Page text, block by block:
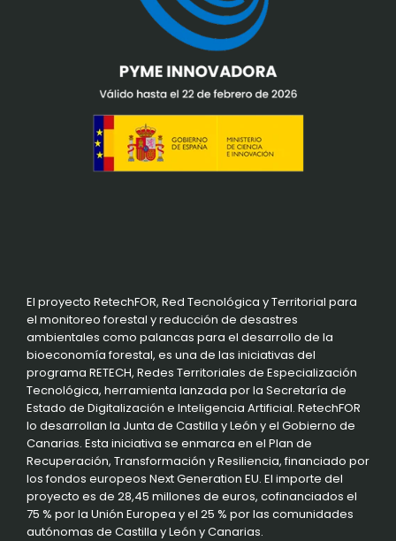
El proyecto RetechFOR, Red Tecnológica y Territorial para
el monitoreo forestal y reducción de desastres
ambientales como palancas para el desarrollo de la
bioeconomía forestal, es una de las iniciativas del
programa RETECH, Redes Territoriales de Especialización
Tecnológica, herramienta lanzada por la Secretaría de
Estado de Digitalización e Inteligencia Artificial. RetechFOR
lo desarrollan la Junta de Castilla y León y el Gobierno de
Canarias. Esta iniciativa se enmarca en el Plan de
Recuperación, Transformación y Resiliencia, financiado por
los fondos europeos Next Generation EU. El importe del
proyecto es de 28,45 millones de euros, cofinanciados el
75 % por la Unión Europea y el 25 % por las comunidades
autónomas de Castilla y León y Canarias.